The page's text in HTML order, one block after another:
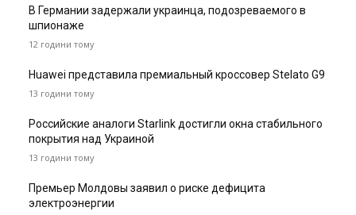
В Германии задержали украинца, подозреваемого в
шпионаже
12 години тому
Huawei представила премиальный кроссовер Stelato G9
13 години тому
Российские аналоги Starlink достигли окна стабильного
покрытия над Украиной
13 години тому
Премьер Молдовы заявил о риске дефицита
электроэнергии